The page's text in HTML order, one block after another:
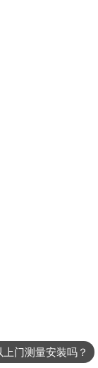
上门测量安装吗？